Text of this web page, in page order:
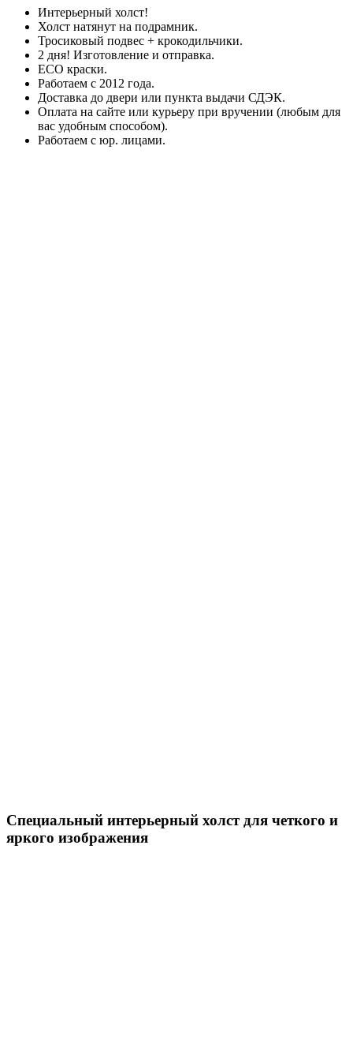
Интерьерный холст!
Холст натянут на подрамник.
Тросиковый подвес + крокодильчики.
2 дня! Изготовление и отправка.
ECO краски.
Работаем с 2012 года.
Доставка до двери или пункта выдачи СДЭК.
Оплата на сайте или курьеру при вручении (любым для
вас удобным способом).
Работаем с юр. лицами.
Специальный интерьерный холст для четкого и
яркого изображения